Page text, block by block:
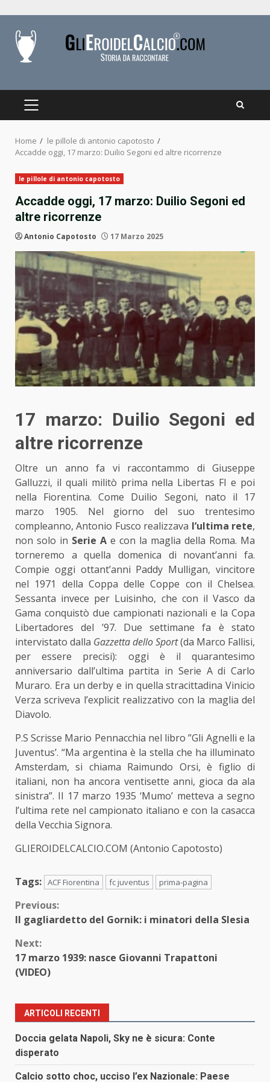
content
PRIMARY
Home
le pillole di antonio capotosto
Accadde oggi, 17 marzo: Duilio Segoni ed altre ricorrenze
le pillole di antonio capotosto
Accadde oggi, 17 marzo: Duilio Segoni ed
altre ricorrenze
Antonio Capotosto 17 Marzo 2025
17 marzo: Duilio Segoni ed
altre ricorrenze
Oltre un anno fa vi raccontammo di Giuseppe
Galluzzi, il quali militò prima nella Libertas FI e poi
nella Fiorentina. Come Duilio Segoni, nato il 17
marzo 1905. Nel giorno del suo trentesimo
compleanno, Antonio Fusco realizzava l’ultima rete,
non solo in Serie A e con la maglia della Roma. Ma
torneremo a quella domenica di novant’anni fa.
Compie oggi ottant’anni Paddy Mulligan, vincitore
nel 1971 della Coppa delle Coppe con il Chelsea.
Sessanta invece per Luisinho, che con il Vasco da
Gama conquistò due campionati nazionali e la Copa
Libertadores del ’97. Due settimane fa è stato
intervistato dalla Gazzetta dello Sport(da Marco Fallisi,
per essere precisi): oggi è il quarantesimo
anniversario dall’ultima partita in Serie A di Carlo
Muraro. Era un derby e in quella stracittadina Vinicio
Verza scriveva l’explicit realizzativo con la maglia del
Diavolo.
P.S Scrisse Mario Pennacchia nel libro ”Gli Agnelli e la
Juventus’. “Ma argentina è la stella che ha illuminato
Amsterdam, si chiama Raimundo Orsi, è figlio di
italiani, non ha ancora ventisette anni, gioca da ala
sinistra”. Il 17 marzo 1935 ‘Mumo’ metteva a segno
l’ultima rete nel campionato italiano e con la casacca
della Vecchia Signora.
GLIEROIDELCALCIO.COM (Antonio Capotosto)
Tags: ACF Fiorentina fc juventus prima-pagina
Continue
Reading
Previous:
Il gagliardetto del Gornik: i minatori della Slesia
Next:
17 marzo 1939: nasce Giovanni Trapattoni
(VIDEO)
ARTICOLI RECENTI
Doccia gelata Napoli, Sky ne è sicura: Conte
disperato
Calcio sotto choc, ucciso l’ex Nazionale: Paese